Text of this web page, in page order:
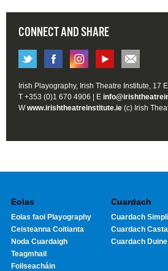
CONNECT AND SHARE
Irish Playography, Irish Theatre Institute, 17
T +353 (0)1 670 4906 | E
Wwww.irishtheatreinstitute.ie (c) Irish
Eolas
Eolas faoi Playography
Ceisteanna Coitianta
Noda Cuardaigh
Teagmhail
Foilseacháin
Cuardach
Cuardach Simplí
Cuardach Casta
Cuardach Duine